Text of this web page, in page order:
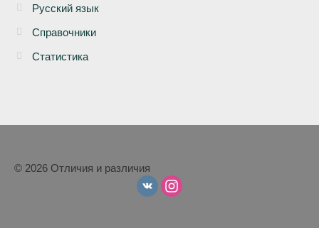
Русский язык
Справочники
Статистика
© 2026 Отличия и различия